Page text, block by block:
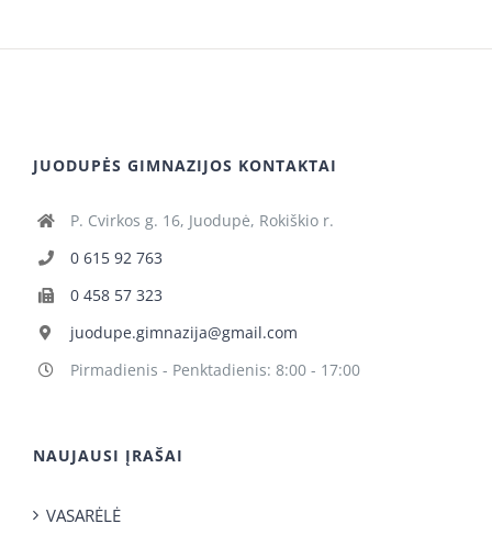
JUODUPĖS GIMNAZIJOS KONTAKTAI
P. Cvirkos g. 16, Juodupė, Rokiškio r.
0 615 92 763
0 458 57 323
juodupe.gimnazija@gmail.com
Pirmadienis - Penktadienis: 8:00 - 17:00
NAUJAUSI ĮRAŠAI
VASARĖLĖ